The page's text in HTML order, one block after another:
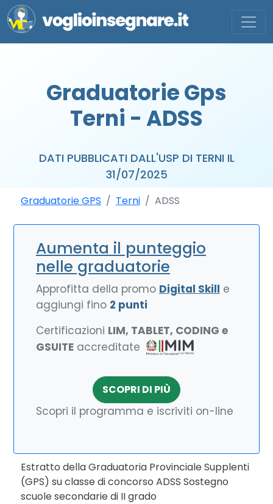
Graduatorie Gps
Terni - ADSS
DATI PUBBLICATI DALL'USP DI TERNI IL
31/07/2025
Graduatorie GPS Terni ADSS
Aumenta il punteggio
nelle graduatorie
Approfitta della promo Digital Skill e
aggiungi fino 2 punti
Certificazioni LIM, TABLET, CODING e
GSUITE accreditate
SCOPRI DI PIÙ
Scopri il programma e iscriviti on-line
Estratto della Graduatoria Provinciale Supplenti
(GPS) su classe di concorso ADSS Sostegno
scuole secondarie di II grado